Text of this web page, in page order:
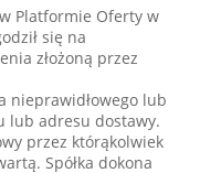
Platformie Oferty w
się na
złożoną przez
nieprawidłowego lub
lub adresu dostawy.
przez którąkolwiek
Spółka dokona